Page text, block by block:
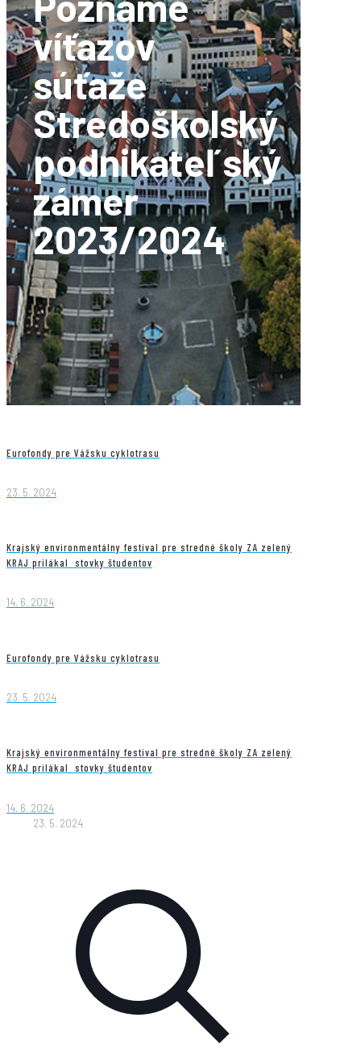
víťazov
súťaže
Stredoškolský
podnikateľský
zámer
2023/2024
Eurofondy pre Vážsku cyklotrasu
23. 5. 2024
Krajský environmentálny festival pre stredné školy ZA zelený
KRAJ prilákal stovky študentov
14. 6. 2024
Eurofondy pre Vážsku cyklotrasu
23. 5. 2024
Krajský environmentálny festival pre stredné školy ZA zelený
KRAJ prilákal stovky študentov
14. 6. 2024
23. 5. 2024